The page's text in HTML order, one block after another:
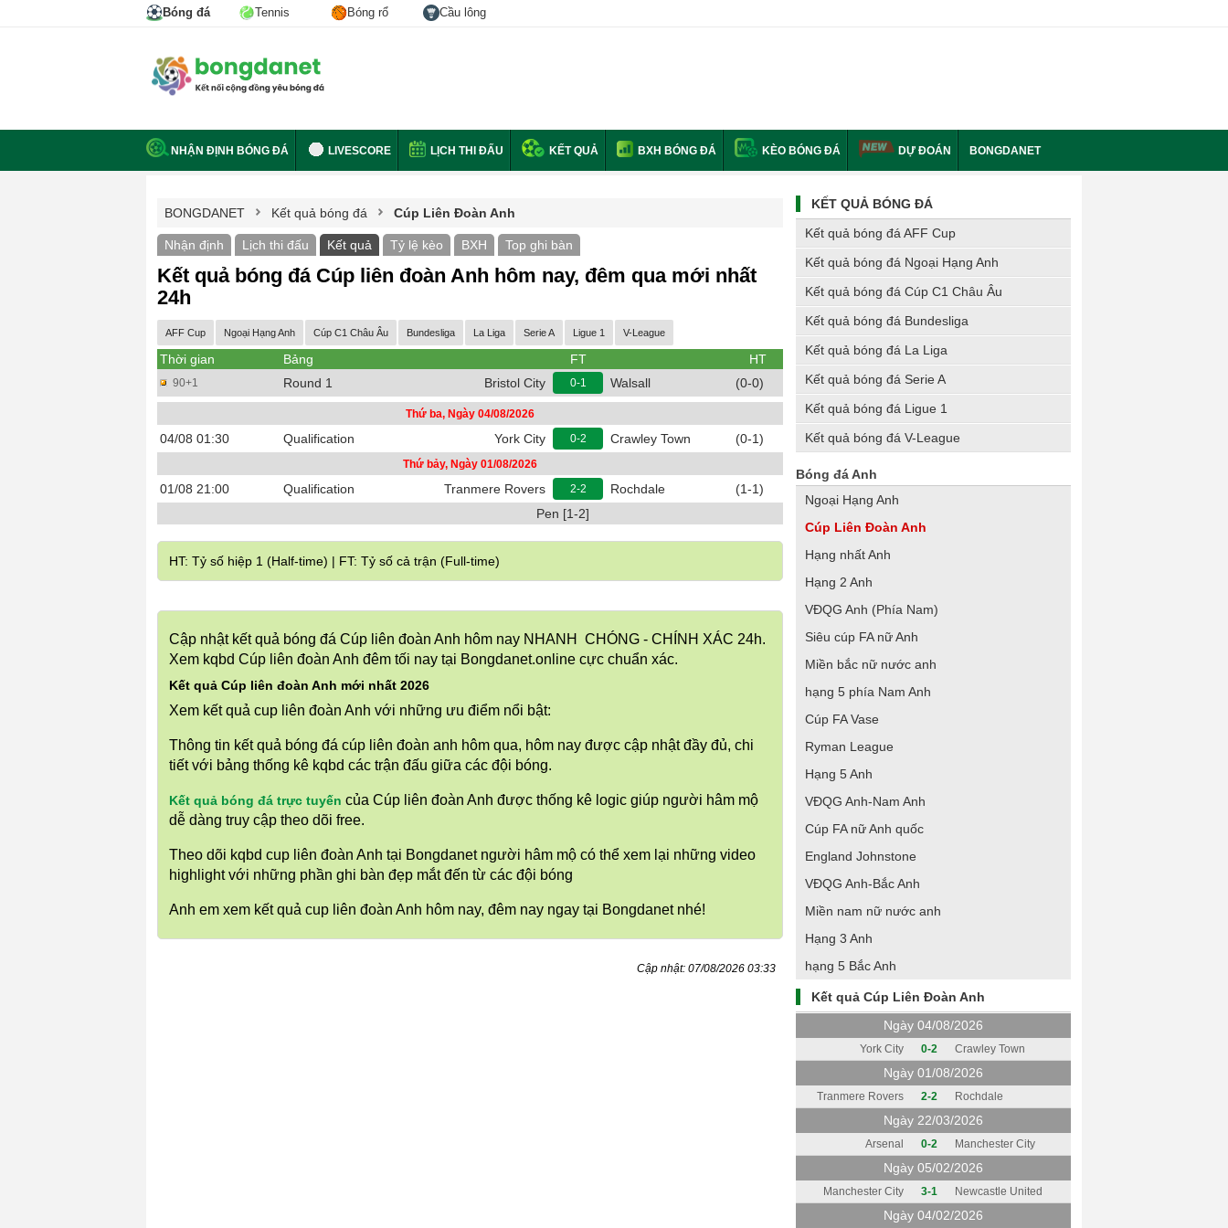
Bóng đá Tennis Bóng rổ Cầu lông
NHẬN ĐỊNH BÓNG ĐÁ LIVESCORE LỊCH THI ĐẤU KẾT QUẢ BXH BÓNG ĐÁ KÈO BÓNG ĐÁ DỰ ĐOÁN BONGDANET
BONGDANET Kết quả bóng đá Cúp Liên Đoàn Anh
Nhận định Lịch thi đấu Kết quả Tỷ lệ kèo BXH Top ghi bàn
Kết quả bóng đá Cúp liên đoàn Anh hôm nay, đêm qua mới nhất
24h
AFF Cup Ngoại Hạng Anh Cúp C1 Châu Âu Bundesliga La Liga Serie A Ligue 1 V-League
Thời gian Bảng FT HT
90+1 Round 1 Bristol City 0-1 Walsall (0-0)
Thứ ba, Ngày 04/08/2026
04/08 01:30 Qualification York City 0-2 Crawley Town (0-1)
Thứ bảy, Ngày 01/08/2026
01/08 21:00 Qualification Tranmere Rovers 2-2 Rochdale
(1-1)
Pen [1-2]
HT: Tỷ số hiệp 1 (Half-time) | FT: Tỷ số cả trận (Full-time)
Cập nhật kết quả bóng đá Cúp liên đoàn Anh hôm nay NHANH CHÓNG - CHÍNH XÁC 24h.
Xem kqbd Cúp liên đoàn Anh đêm tối nay tại Bongdanet.online cực chuẩn xác.
Kết quả Cúp liên đoàn Anh mới nhất 2026
Xem kết quả cup liên đoàn Anh với những ưu điểm nổi bật:
Thông tin kết quả bóng đá cúp liên đoàn anh hôm qua, hôm nay được cập nhật đầy đủ, chi
tiết với bảng thống kê kqbd các trận đấu giữa các đội bóng.
Kết quả bóng đá trực tuyến của Cúp liên đoàn Anh được thống kê logic giúp người hâm mộ
dễ dàng truy cập theo dõi free.
Theo dõi kqbd cup liên đoàn Anh tại Bongdanet người hâm mộ có thể xem lại những video
highlight với những phần ghi bàn đẹp mắt đến từ các đội bóng
Anh em xem kết quả cup liên đoàn Anh hôm nay, đêm nay ngay tại Bongdanet nhé!
Cập nhật: 07/08/2026 03:33
KẾT QUẢ BÓNG ĐÁ
Kết quả bóng đá AFF Cup
Kết quả bóng đá Ngoại Hạng Anh
Kết quả bóng đá Cúp C1 Châu Âu
Kết quả bóng đá Bundesliga
Kết quả bóng đá La Liga
Kết quả bóng đá Serie A
Kết quả bóng đá Ligue 1
Kết quả bóng đá V-League
Bóng đá Anh
Ngoại Hạng Anh
Cúp Liên Đoàn Anh
Hạng nhất Anh
Hạng 2 Anh
VĐQG Anh (Phía Nam)
Siêu cúp FA nữ Anh
Miền bắc nữ nước anh
hạng 5 phía Nam Anh
Cúp FA Vase
Ryman League
Hạng 5 Anh
VĐQG Anh-Nam Anh
Cúp FA nữ Anh quốc
England Johnstone
VĐQG Anh-Bắc Anh
Miền nam nữ nước anh
Hạng 3 Anh
hạng 5 Bắc Anh
Kết quả Cúp Liên Đoàn Anh
Ngày 04/08/2026
York City 0-2 Crawley Town
Ngày 01/08/2026
Tranmere Rovers 2-2 Rochdale
Ngày 22/03/2026
Arsenal 0-2 Manchester City
Ngày 05/02/2026
Manchester City 3-1 Newcastle United
Ngày 04/02/2026